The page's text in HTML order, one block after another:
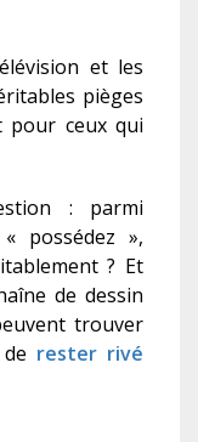
et les
pièges
pour ceux qui
: parmi
possédez »,
? Et
de dessin
trouver
rester rivé